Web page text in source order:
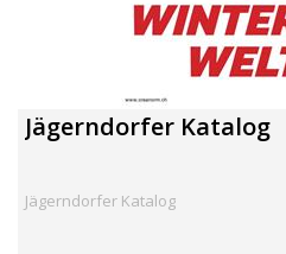
Jägerndorfer Katalog
Jägerndorfer Katalog